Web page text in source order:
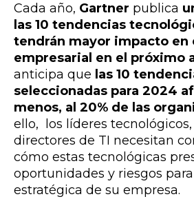
Cada año, Gartner publica
las 10 tendencias
tendrán mayor impacto en
empresarial en el próximo
anticipa que las 10
seleccionadas para 2024
menos, al 20% de las
ello, los líderes tecnológicos,
directores de TI necesitan
cómo estas tecnológicas
oportunidades y riesgos
estratégica de su empresa.